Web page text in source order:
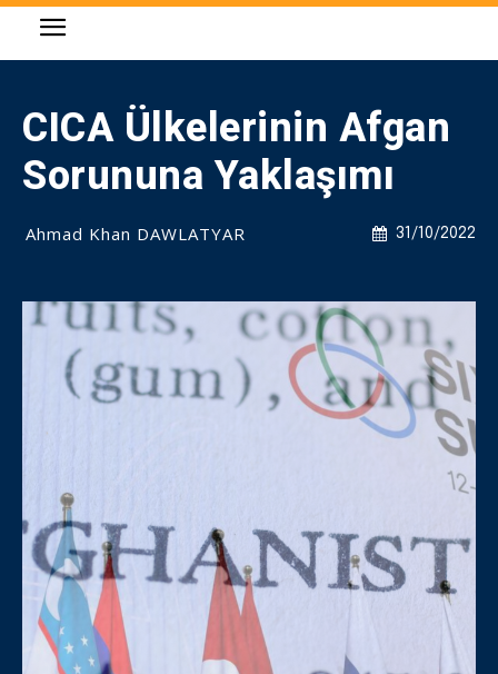
CICA Ülkelerinin Afgan
Sorununa Yaklaşımı
31/10/2022
Ahmad Khan DAWLATYAR